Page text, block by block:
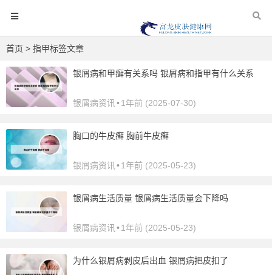
首页 > 指甲标签文章
银屑病和甲癣有关系吗 银屑病和指甲有什么关系
银屑病资讯 •1年前 (2025-07-30)
胸口的牛皮癣 胸前牛皮癣
银屑病资讯 •1年前 (2025-05-23)
银屑病生活质量 银屑病生活质量会下降吗
银屑病资讯 •1年前 (2025-05-23)
为什么银屑病剥皮后出血 银屑病把皮扣了